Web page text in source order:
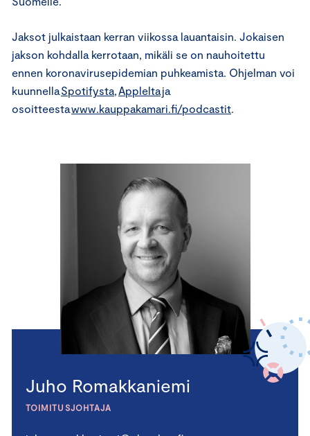
Jaksot julkaistaan kerran viikossa lauantaisin. Jokaisen
jakson kohdalla kerrotaan, mikäli se on nauhoitettu
ennen koronavirusepidemian puhkeamista. Ohjelman voi
kuunnellaSpotifysta,Appleltaja
osoitteestawww.kauppakamari.fi/podcastit.
Juho Romakkaniemi
TOIMITUSJOHTAJA